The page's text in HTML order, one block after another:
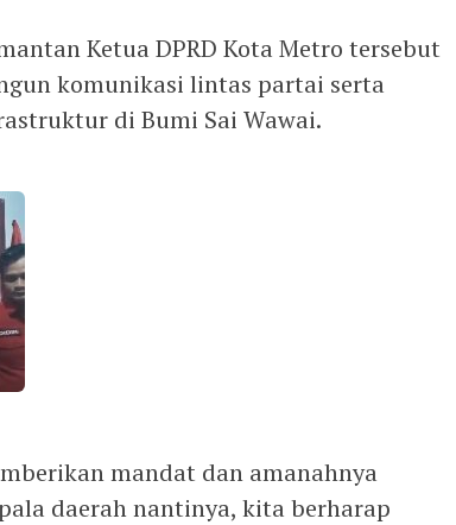
Ketua DPRD Kota Metro tersebut
komunikasi lintas partai serta
di Bumi Sai Wawai.
mandat dan amanahnya
daerah nantinya, kita berharap